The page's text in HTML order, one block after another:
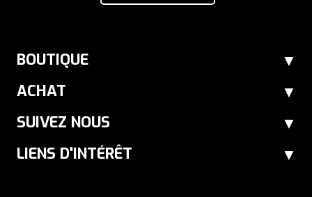
BOUTIQUE
ACHAT
SUIVEZ NOUS
LIENS D'INTÉRÊT